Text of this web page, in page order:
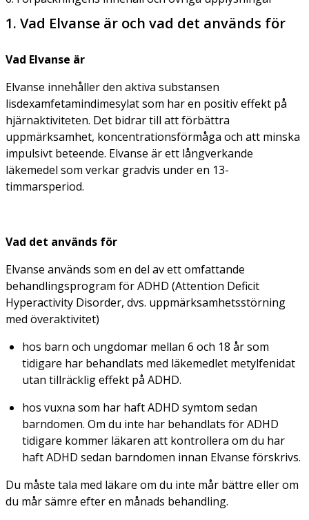
1. Vad Elvanse är och vad det används för
Vad Elvanse är
Elvanse innehåller den aktiva substansen
lisdexamfetamindimesylat som har en positiv effekt på
hjärnaktiviteten. Det bidrar till att förbättra
uppmärksamhet, koncentrationsförmåga och att minska
impulsivt beteende. Elvanse är ett långverkande
läkemedel som verkar gradvis under en 13-
timmarsperiod.
Vad det används för
Elvanse används som en del av ett omfattande
behandlingsprogram för ADHD (Attention Deficit
Hyperactivity Disorder, dvs. uppmärksamhetsstörning
med överaktivitet)
hos barn och ungdomar mellan 6 och 18 år som
tidigare har behandlats med läkemedlet metylfenidat
utan tillräcklig effekt på ADHD.
hos vuxna som har haft ADHD symtom sedan
barndomen. Om du inte har behandlats för ADHD
tidigare kommer läkaren att kontrollera om du har
haft ADHD sedan barndomen innan Elvanse förskrivs.
Du måste tala med läkare om du inte mår bättre eller om
du mår sämre efter en månads behandling.